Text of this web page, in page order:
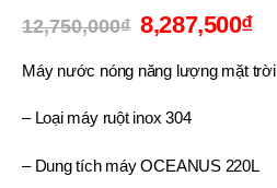
12,750,000₫ 8,287,500₫
Máy nước nóng năng lượng mặt
– Loại máy ruột inox 304
– Dung tích máy OCEANUS 220L